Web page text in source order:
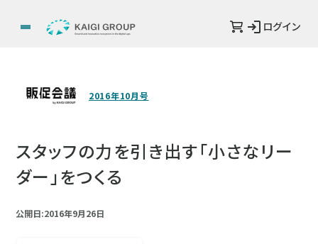
ログイン
2016年10月号
スタッフの力を引き出す「小さなリー
ダー」をつくる
公開日:2016年9月26日